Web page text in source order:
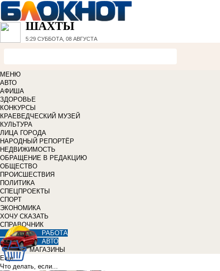
ШАХТЫ
5:29 СУББОТА, 08 АВГУСТА
МЕНЮ
АВТО
АФИША
ЗДОРОВЬЕ
КОНКУРСЫ
КРАЕВЕДЧЕСКИЙ МУЗЕЙ
КУЛЬТУРА
ЛИЦА ГОРОДА
НАРОДНЫЙ РЕПОРТЁР
НЕДВИЖИМОСТЬ
ОБРАЩЕНИЕ В РЕДАКЦИЮ
ОБЩЕСТВО
ПРОИСШЕСТВИЯ
ПОЛИТИКА
СПЕЦПРОЕКТЫ
СПОРТ
ЭКОНОМИКА
ХОЧУ СКАЗАТЬ
СПРАВОЧНИК
РАБОТА
АВТО
МАГАЗИНЫ
Еще
Что делать, если...